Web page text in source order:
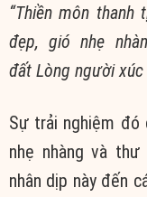
“Thiền môn thanh
đẹp, gió nhẹ
đất Lòng người xúc
Sự trải nghiệm đó
nhẹ nhàng và
nhân dịp này đến